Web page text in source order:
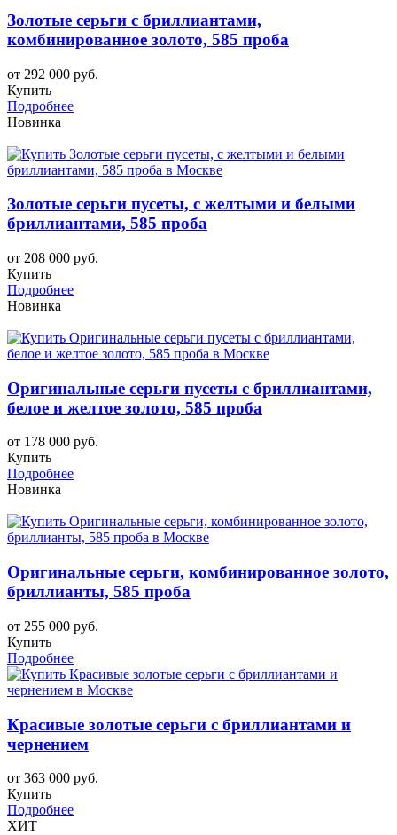
Золотые серьги с бриллиантами,
комбинированное золото, 585 проба
от 292 000 руб.
Купить
Подробнее
Новинка
Золотые серьги пусеты, с желтыми и белыми
бриллиантами, 585 проба
от 208 000 руб.
Купить
Подробнее
Новинка
Оригинальные серьги пусеты с бриллиантами,
белое и желтое золото, 585 проба
от 178 000 руб.
Купить
Подробнее
Новинка
Оригинальные серьги, комбинированное золото,
бриллианты, 585 проба
от 255 000 руб.
Купить
Подробнее
Красивые золотые серьги с бриллиантами и
чернением
от 363 000 руб.
Купить
Подробнее
ХИТ